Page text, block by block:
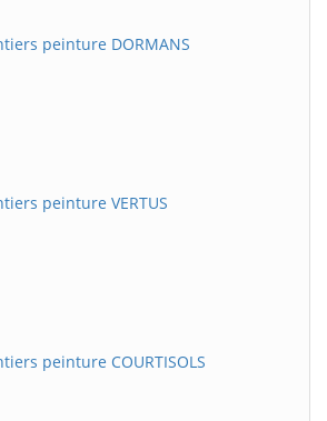
peinture DORMANS
peinture VERTUS
peinture COURTISOLS